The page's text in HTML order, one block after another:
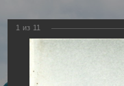
1 из 11